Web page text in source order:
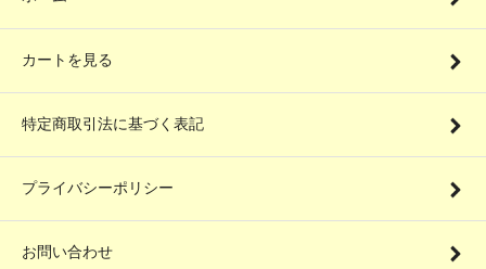
カートを見る
特定商取引法に基づく表記
プライバシーポリシー
お問い合わせ